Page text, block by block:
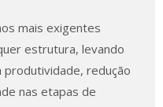
mais exigentes
estrutura, levando
redução
nas etapas de